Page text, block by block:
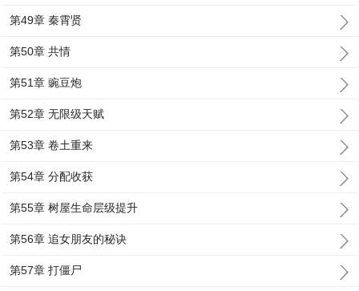
第49章 秦霄贤
第50章 共情
第51章 豌豆炮
第52章 无限级天赋
第53章 卷土重来
第54章 分配收获
第55章 树屋生命层级提升
第56章 追女朋友的秘诀
第57章 打僵尸